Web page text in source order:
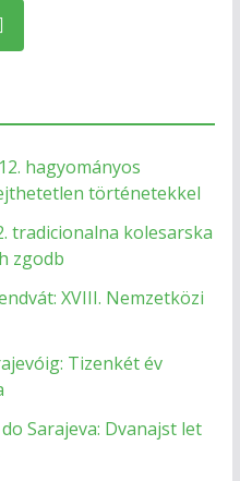
hagyományos
történetekkel
tradicionalna kolesarska
zgodb
XVIII. Nemzetközi
Tizenkét év
Sarajeva: Dvanajst let